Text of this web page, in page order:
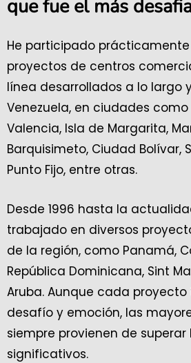
que fue el más
He participado
proyectos de centros
línea desarrollados a lo largo
Venezuela, en ciudades
Valencia, Isla de Margarita,
Barquisimeto, Ciudad Bolívar,
Punto Fijo, entre otras.
Desde 1996 hasta la
trabajado en diversos
de la región, como Panamá,
República Dominicana, Sint
Aruba. Aunque cada
desafío y emoción, las
siempre provienen de superar
significativos.